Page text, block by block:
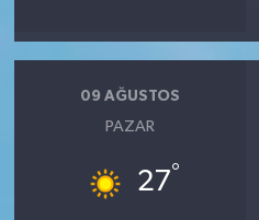
09 AĞUSTOS
PAZAR
27°